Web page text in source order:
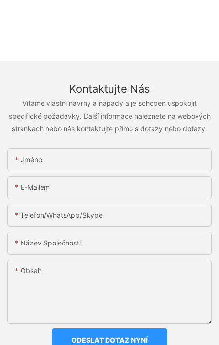
Kontaktujte Nás
Vítáme vlastní návrhy a nápady a je schopen uspokojit
specifické požadavky. Další informace naleznete na webových
stránkách nebo nás kontaktujte přímo s dotazy nebo dotazy.
Jméno
E-Mailem
Telefon/WhatsApp/Skype
Název Společnosti
Obsah
ODESLAT DOTAZ NYNÍ